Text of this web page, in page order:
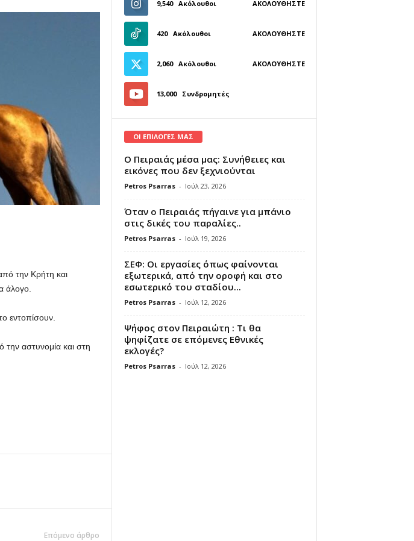
την Κρήτη και
άλογο.
εντοπίσουν.
αστυνομία και στη
Επόμενο άρθρο
9,540 Ακόλουθοι ΑΚΟΛΟΥΘΉΣΤΕ
420 Ακόλουθοι ΑΚΟΛΟΥΘΉΣΤΕ
2,060 Ακόλουθοι ΑΚΟΛΟΥΘΉΣΤΕ
13,000 Συνδρομητές
ΓΊΝΕΤΕ ΣΥΝΔΡΟΜΗΤΉΣ
ΟΙ ΕΠΙΛΟΓΕΣ ΜΑΣ
Ο Πειραιάς μέσα μας: Συνήθειες και
εικόνες που δεν ξεχνιούνται
Petros Psarras - Ιούλ 23, 2026
Όταν ο Πειραιάς πήγαινε για μπάνιο
στις δικές του παραλίες..
Petros Psarras - Ιούλ 19, 2026
ΣΕΦ: Οι εργασίες όπως φαίνονται
εξωτερικά, από την οροφή και στο
εσωτερικό του σταδίου...
Petros Psarras - Ιούλ 12, 2026
Ψήφος στον Πειραιώτη : Τι θα
ψηφίζατε σε επόμενες Εθνικές
εκλογές?
Petros Psarras - Ιούλ 12, 2026